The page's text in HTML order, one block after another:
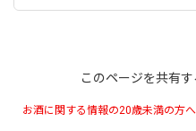
このページを共有す
お酒に関する情報の20歳未満の方